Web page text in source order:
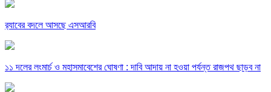
র‍্যাবের বদলে আসছে এসআরবি
১১ দলের লংমার্চ ও মহাসমাবেশের ঘোষণা : দাবি আদায় না হওয়া পর্যন্ত রাজপথ ছাড়ব না